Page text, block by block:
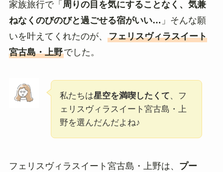
家族旅行で「 周りの目を気にすることなく、気兼
ねなくのびのびと過ごせる宿がいい… 」そんな願
いを叶えてくれたのが、 フェリスヴィラスイート
宮古島・上野でした。
私たちは星空を満喫したくて、フ
ェリスヴィラスイート宮古島・上
野を選んだんだよね♪
フェリスヴィラスイート宮古島・上野は、 プー